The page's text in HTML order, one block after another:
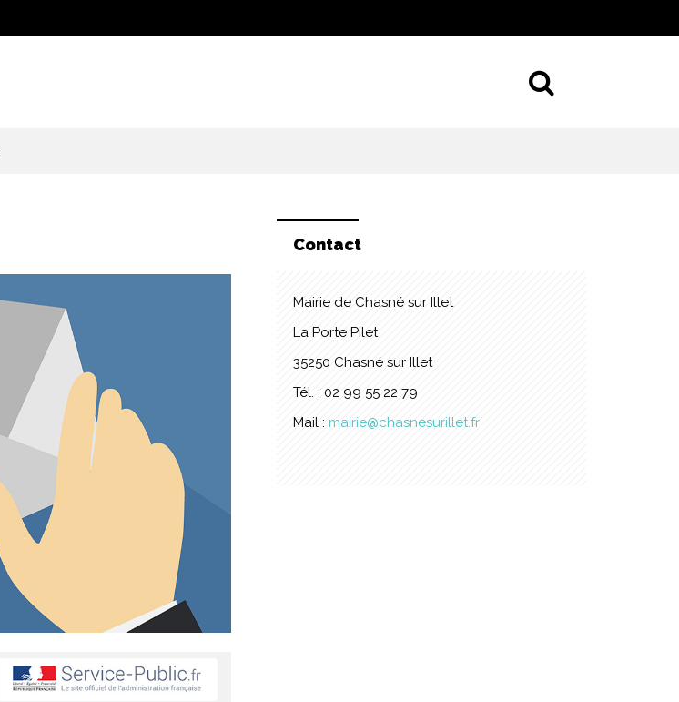
Contact
Mairie de Chasné sur Illet
La Porte Pilet
35250 Chasné sur Illet
Tél. : 02 99 55 22 79
Mail : mairie@chasnesurillet.fr